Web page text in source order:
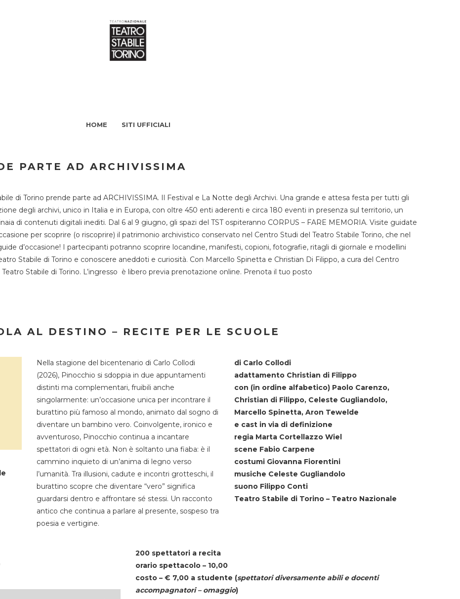
HOME SITI UFFICIALI
PARTE AD ARCHIVISSIMA
di Torino prende parte ad ARCHIVISSIMA. Il Festival e La Notte degli Archivi. Una grande e attesa festa per tutti gli
degli archivi, unico in Italia e in Europa, con oltre 450 enti aderenti e circa 180 eventi in presenza sul territorio, un
di contenuti digitali inediti. Dal 6 al 9 giugno, gli spazi del TST ospiteranno CORPUS – FARE MEMORIA. Visite guidate
per scoprire (o riscoprire) il patrimonio archivistico conservato nel Centro Studi del Teatro Stabile Torino, che nel
d’occasione! I partecipanti potranno scoprire locandine, manifesti, copioni, fotografie, ritagli di giornale e modellini
Stabile di Torino e conoscere aneddoti e curiosità. Con Marcello Spinetta e Christian Di Filippo, a cura del Centro
Stabile di Torino. L’ingresso è libero previa prenotazione online. Prenota il tuo posto
AL DESTINO – RECITE PER LE SCUOLE
Nella stagione del bicentenario di Carlo Collodi
(2026), Pinocchio si sdoppia in due appuntamenti
distinti ma complementari, fruibili anche
singolarmente: un’occasione unica per incontrare il
burattino più famoso al mondo, animato dal sogno di
diventare un bambino vero. Coinvolgente, ironico e
avventuroso, Pinocchio continua a incantare
spettatori di ogni età. Non è soltanto una fiaba: è il
cammino inquieto di un’anima di legno verso
l’umanità. Tra illusioni, cadute e incontri grotteschi, il
burattino scopre che diventare “vero” significa
guardarsi dentro e affrontare sé stessi. Un racconto
antico che continua a parlare al presente, sospeso tra
poesia e vertigine.
di Carlo Collodi
adattamento Christian di Filippo
con (in ordine alfabetico) Paolo Carenzo,
Christian di Filippo, Celeste Gugliandolo,
Marcello Spinetta, Aron Tewelde
e cast in via di definizione
regia Marta Cortellazzo Wiel
scene Fabio Carpene
costumi Giovanna Fiorentini
musiche Celeste Gugliandolo
suono Filippo Conti
Teatro Stabile di Torino – Teatro Nazionale
200 spettatori a recita
orario spettacolo – 10,00
costo – € 7,00 a studente (spettatori diversamente abili e docenti
accompagnatori – omaggio)